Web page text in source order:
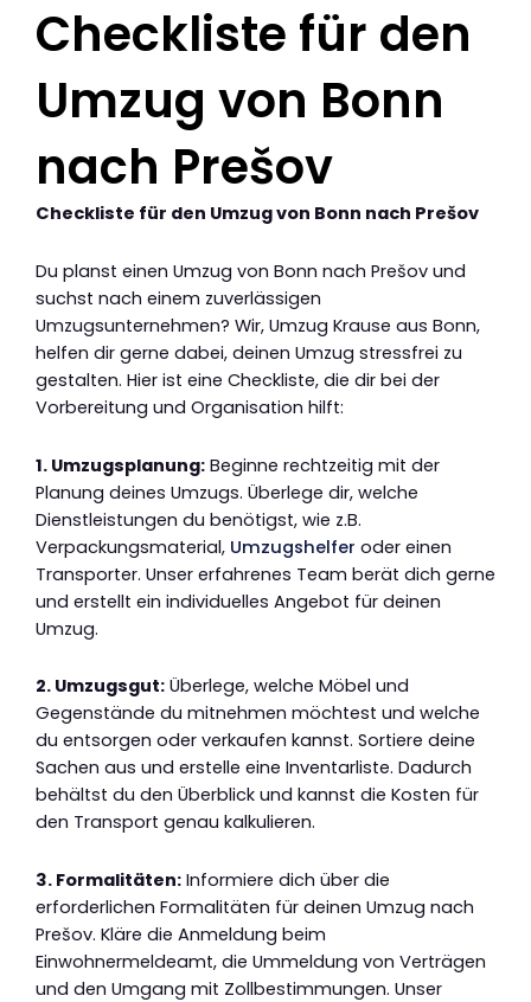
Checkliste für den
Umzug von Bonn
nach Prešov
Checkliste für den Umzug von Bonn nach Prešov
Du planst einen Umzug von Bonn nach Prešov und
suchst nach einem zuverlässigen
Umzugsunternehmen? Wir, Umzug Krause aus Bonn,
helfen dir gerne dabei, deinen Umzug stressfrei zu
gestalten. Hier ist eine Checkliste, die dir bei der
Vorbereitung und Organisation hilft:
1. Umzugsplanung: Beginne rechtzeitig mit der
Planung deines Umzugs. Überlege dir, welche
Dienstleistungen du benötigst, wie z.B.
Verpackungsmaterial, Umzugshelfer oder einen
Transporter. Unser erfahrenes Team berät dich gerne
und erstellt ein individuelles Angebot für deinen
Umzug.
2. Umzugsgut: Überlege, welche Möbel und
Gegenstände du mitnehmen möchtest und welche
du entsorgen oder verkaufen kannst. Sortiere deine
Sachen aus und erstelle eine Inventarliste. Dadurch
behältst du den Überblick und kannst die Kosten für
den Transport genau kalkulieren.
3. Formalitäten: Informiere dich über die
erforderlichen Formalitäten für deinen Umzug nach
Prešov. Kläre die Anmeldung beim
Einwohnermeldeamt, die Ummeldung von Verträgen
und den Umgang mit Zollbestimmungen. Unser